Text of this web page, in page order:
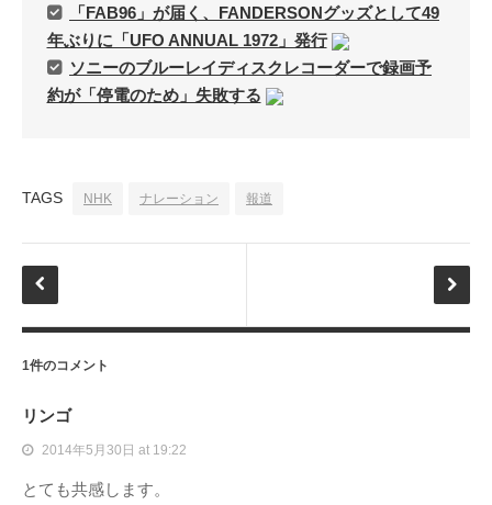
「FAB96」が届く、FANDERSONグッズとして49
年ぶりに「UFO ANNUAL 1972」発行
ソニーのブルーレイディスクレコーダーで録画予
約が「停電のため」失敗する
TAGS NHK ナレーション 報道
1件のコメント
リンゴ
2014年5月30日 at 19:22
とても共感します。